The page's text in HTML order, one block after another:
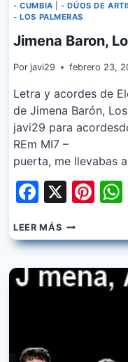
- CUMBIA |- DÚOS DE
- LOS PALMERAS
Jimena Baron,
Por javi29 febrero 23,
Letra y acordes de
de Jimena Barón,
javi29 para
REm MI7 –
puerta, me
X
LEER MÁSJIMENA
BARON,
LOS
–
ELEGANTE